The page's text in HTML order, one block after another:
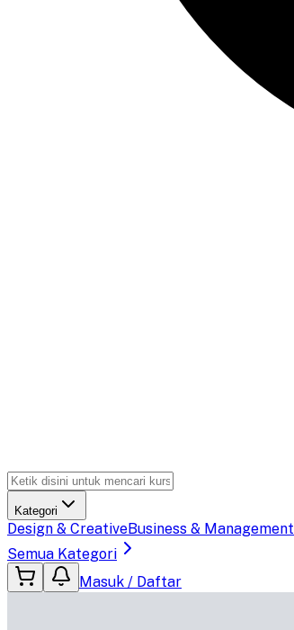
Kategori
Design & CreativeBusiness & Management
Semua Kategori
Masuk / Daftar